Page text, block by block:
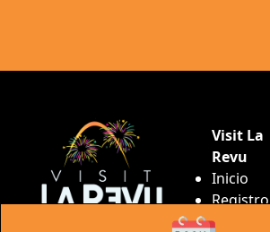
Visit La
Revu
Inicio
Registro
Login